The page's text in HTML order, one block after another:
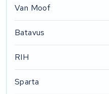
Van Moof
Batavus
RIH
Sparta